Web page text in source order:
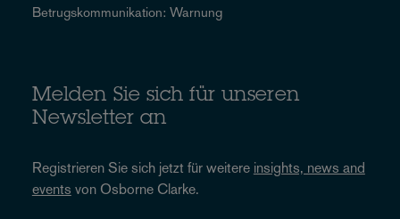
Betrugskommunikation: Warnung
Melden Sie sich für unseren
Newsletter an
Registrieren Sie sich jetzt für weitere insights, news and
events von Osborne Clarke.